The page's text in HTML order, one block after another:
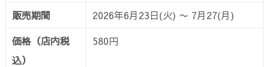
販売期間
2026年6月23日(火) 〜 7月27(月)
価格（店内税
込）
580円